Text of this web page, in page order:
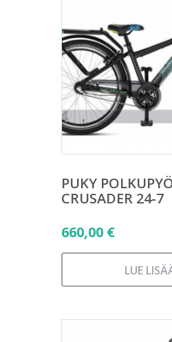
PUKY
CRUSADER 24-7
660,00 €
LUE